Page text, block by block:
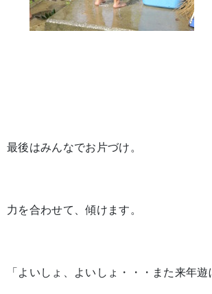
最後はみんなでお片づけ。
力を合わせて、傾けます。
「よいしょ、よいしょ・・・また来年遊